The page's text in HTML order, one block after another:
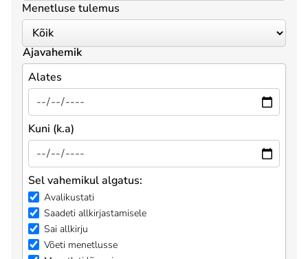
Menetluse tulemus
Ajavahemik
Alates
Kuni (k.a)
Sel vahemikul algatus:
Avalikustati
Saadeti allkirjastamisele
Sai allkirju
Võeti menetlusse